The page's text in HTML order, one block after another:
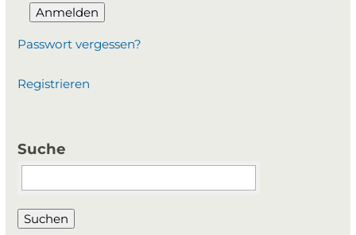
Anmelden
Passwort vergessen?
Registrieren
Suche
Suchbegriffe
Suchen